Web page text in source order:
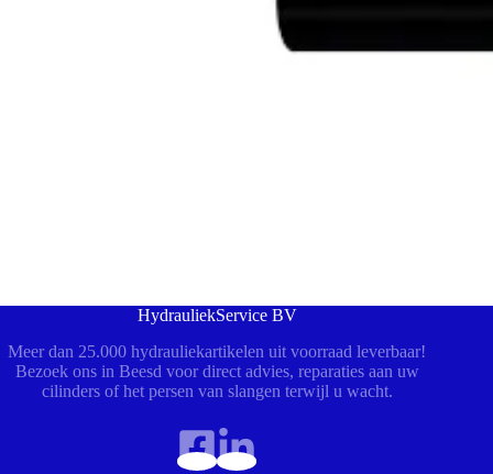
HydrauliekService BV
Meer dan 25.000 hydrauliekartikelen uit voorraad leverbaar!
Bezoek ons in Beesd voor direct advies, reparaties aan uw
cilinders of het persen van slangen terwijl u wacht.